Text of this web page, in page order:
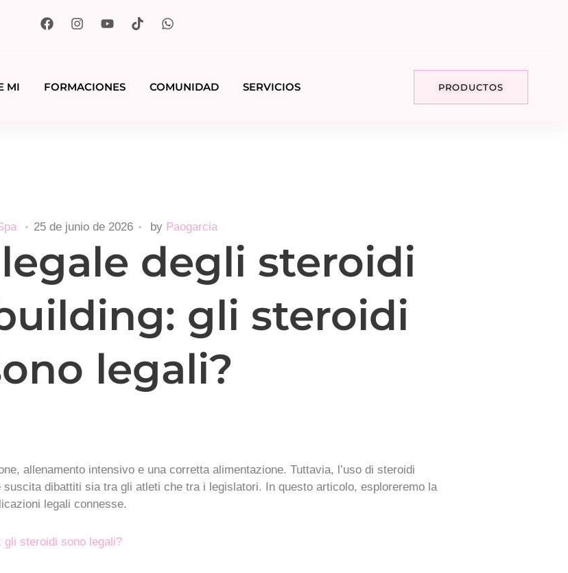
MI FORMACIONES COMUNIDAD SERVICIOS PRODUCTOS
25 de junio de 2026 by Paogarcia
legale degli steroidi
gli steroidi
legali?
allenamento intensivo e una corretta alimentazione. Tuttavia, l’uso di steroidi
dibattiti sia tra gli atleti che tra i legislatori. In questo articolo, esploreremo la
legali connesse.
gli steroidi sono legali?